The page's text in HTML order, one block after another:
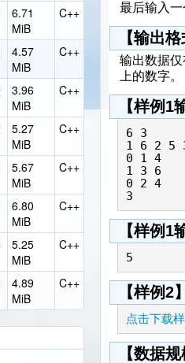
6.71
MiB
C++
4.57
MiB
C++
3.96
MiB
C++
5.27
MiB
C++
5.67
MiB
C++
6.80
MiB
C++
5.25
MiB
C++
4.89
MiB
C++
最后输入
【输出
输出数据
上的数字。
【样例1
6 3
1 6 2 5
0 1 4
1 3 6
0 2 4
【样例1
【样例2
点击下载
【数据